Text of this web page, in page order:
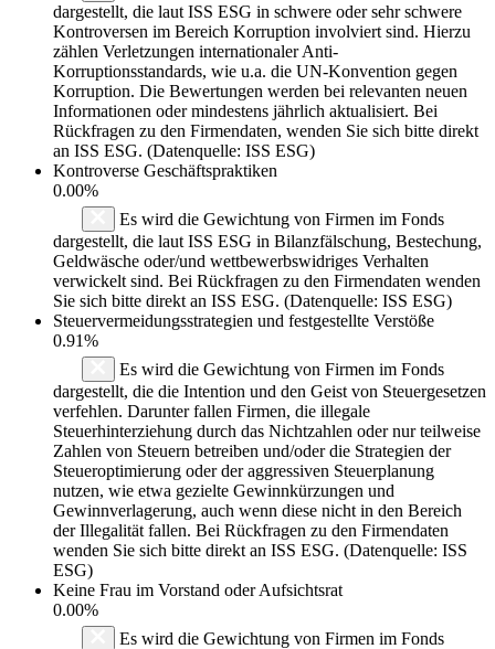
dargestellt, die laut ISS ESG in schwere oder sehr schwere
Kontroversen im Bereich Korruption involviert sind. Hierzu
zählen Verletzungen internationaler Anti-
Korruptionsstandards, wie u.a. die UN-Konvention gegen
Korruption. Die Bewertungen werden bei relevanten neuen
Informationen oder mindestens jährlich aktualisiert. Bei
Rückfragen zu den Firmendaten, wenden Sie sich bitte direkt
an ISS ESG. (Datenquelle: ISS ESG)
Kontroverse Geschäftspraktiken
0.00%
Es wird die Gewichtung von Firmen im Fonds
dargestellt, die laut ISS ESG in Bilanzfälschung, Bestechung,
Geldwäsche oder/und wettbewerbswidriges Verhalten
verwickelt sind. Bei Rückfragen zu den Firmendaten wenden
Sie sich bitte direkt an ISS ESG. (Datenquelle: ISS ESG)
Steuervermeidungsstrategien und festgestellte Verstöße
0.91%
Es wird die Gewichtung von Firmen im Fonds
dargestellt, die die Intention und den Geist von Steuergesetzen
verfehlen. Darunter fallen Firmen, die illegale
Steuerhinterziehung durch das Nichtzahlen oder nur teilweise
Zahlen von Steuern betreiben und/oder die Strategien der
Steueroptimierung oder der aggressiven Steuerplanung
nutzen, wie etwa gezielte Gewinnkürzungen und
Gewinnverlagerung, auch wenn diese nicht in den Bereich
der Illegalität fallen. Bei Rückfragen zu den Firmendaten
wenden Sie sich bitte direkt an ISS ESG. (Datenquelle: ISS
ESG)
Keine Frau im Vorstand oder Aufsichtsrat
0.00%
Es wird die Gewichtung von Firmen im Fonds